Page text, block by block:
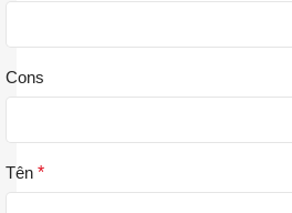
Cons
Tên *